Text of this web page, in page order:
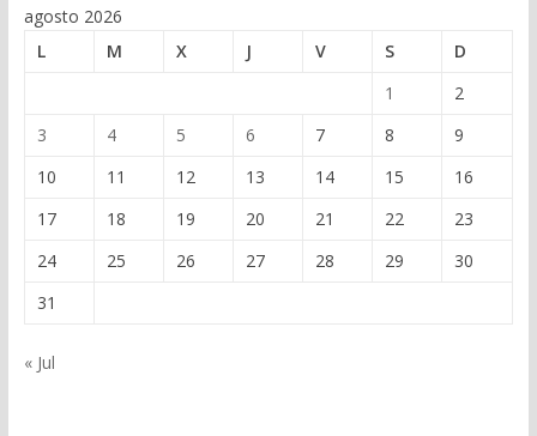
agosto 2026
L
M X J V S
D
1
2
3
4 5 6 7 8
9
10
11 12 13 14 15
16
17
18 19 20 21 22
23
24
25 26 27 28 29
30
31
« Jul